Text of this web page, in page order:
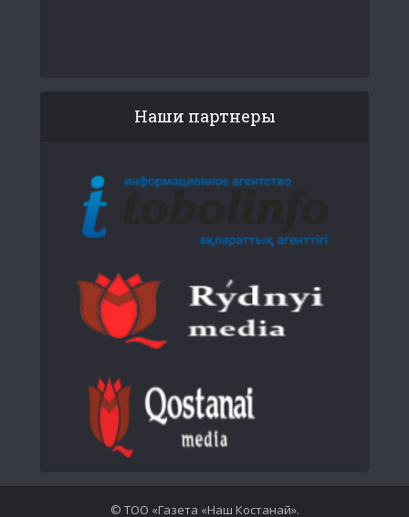
Наши партнеры
© ТОО «Газета «Наш Костанай».